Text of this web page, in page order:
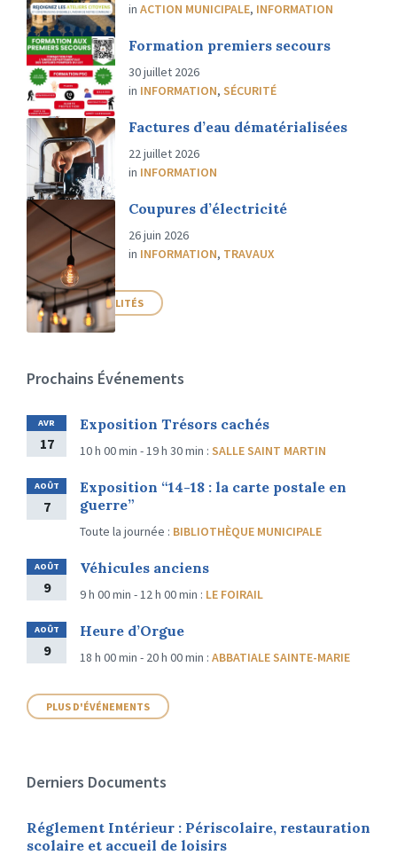
in ACTION MUNICIPALE, INFORMATION
Formation premiers secours
30 juillet 2026
in INFORMATION, SÉCURITÉ
Factures d’eau dématérialisées
22 juillet 2026
in INFORMATION
Coupures d’électricité
26 juin 2026
in INFORMATION, TRAVAUX
PLUS D'ACTUALITÉS
Prochains Événements
AVR
17
Exposition Trésors cachés
10 h 00 min - 19 h 30 min : SALLE SAINT MARTIN
AOÛT
7
Exposition “14-18 : la carte postale en
guerre”
Toute la journée : BIBLIOTHÈQUE MUNICIPALE
AOÛT
9
Véhicules anciens
9 h 00 min - 12 h 00 min : LE FOIRAIL
AOÛT
9
Heure d’Orgue
18 h 00 min - 20 h 00 min : ABBATIALE SAINTE-MARIE
PLUS D'ÉVÉNEMENTS
Derniers Documents
Réglement Intérieur : Périscolaire, restauration
scolaire et accueil de loisirs